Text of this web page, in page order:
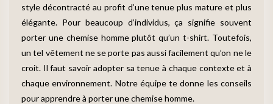
style décontracté au profit d’une tenue plus mature et plus
élégante. Pour beaucoup d’individus, ça signifie souvent
porter une chemise homme plutôt qu’un t-shirt. Toutefois,
un tel vêtement ne se porte pas aussi facilement qu’on ne le
croit. Il faut savoir adopter sa tenue à chaque contexte et à
chaque environnement. Notre équipe te donne les conseils
pour apprendre à porter une chemise homme.